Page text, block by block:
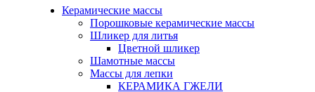
Керамические массы
Порошковые керамические массы
Шликер для литья
Цветной шликер
Шамотные массы
Массы для лепки
КЕРАМИКА ГЖЕЛИ